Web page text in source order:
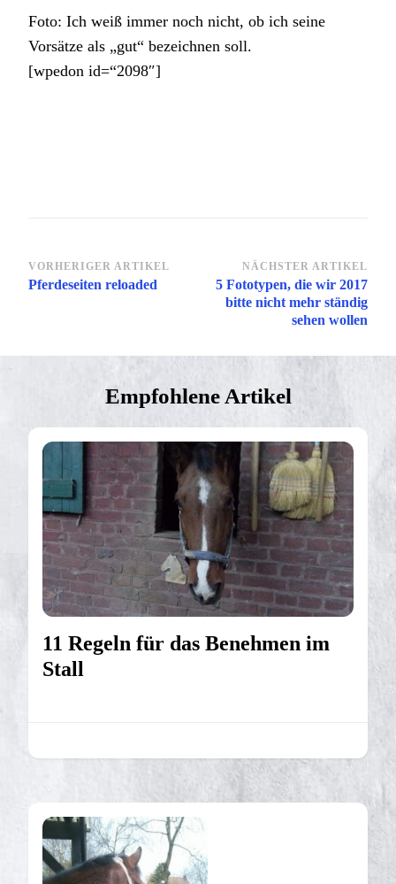
Foto: Ich weiß immer noch nicht, ob ich seine
Vorsätze als „gut“ bezeichnen soll.
[wpedon id=“2098″]
Beitragsnavigation
VORHERIGER ARTIKEL
Pferdeseiten reloaded
NÄCHSTER ARTIKEL
5 Fototypen, die wir 2017
bitte nicht mehr ständig
sehen wollen
Empfohlene Artikel
11 Regeln für das Benehmen im
Stall